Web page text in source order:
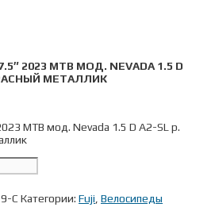
2023 MTB МОД. NEVADA 1.5 D
МЕТАЛЛИК
MTB мод. Nevada 1.5 D A2-SL р.
C Категории: Fuji Велосипеды